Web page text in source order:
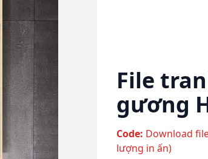
File
gương
Code: Download
lượng in ấn)